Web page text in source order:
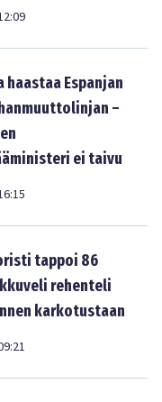
haastaa Espanjan
–
ei taivu
tappoi 86
rehenteli
karkotustaan